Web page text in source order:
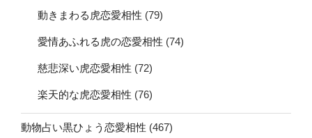
動きまわる虎恋愛相性 (79)
愛情あふれる虎の恋愛相性 (74)
慈悲深い虎恋愛相性 (72)
楽天的な虎恋愛相性 (76)
動物占い黒ひょう恋愛相性 (467)